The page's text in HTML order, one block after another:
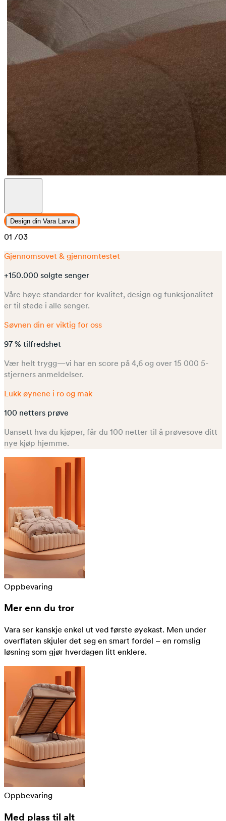
Design din Vara Larva
01 /03
Gjennomsovet & gjennomtestet
+150.000 solgte senger
Våre høye standarder for kvalitet, design og funksjonalitet
er til stede i alle senger.
Søvnen din er viktig for oss
97 % tilfredshet
Vær helt trygg—vi har en score på 4,6 og over 15 000 5-
stjerners anmeldelser.
Lukk øynene i ro og mak
100 netters prøve
Uansett hva du kjøper, får du 100 netter til å prøvesove ditt
nye kjøp hjemme.
Oppbevaring
Mer enn du tror
Vara ser kanskje enkel ut ved første øyekast. Men under
overflaten skjuler det seg en smart fordel – en romslig
løsning som gjør hverdagen litt enklere.
Oppbevaring
Med plass til alt